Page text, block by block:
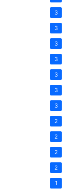
3
3
3
3
3
3
3
2
2
2
2
1